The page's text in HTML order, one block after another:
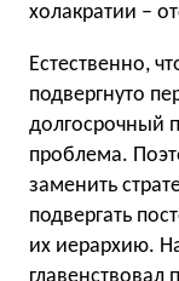
холакратии –
Естественно,
подвергнуто
долгосрочный
проблема.
заменить
подвергать
их иерархию.